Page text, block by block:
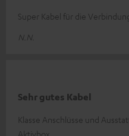
Super Kabel für die
N.N.
Sehr gutes Kabel
Klasse Anschlüsse und
Aktivbox.